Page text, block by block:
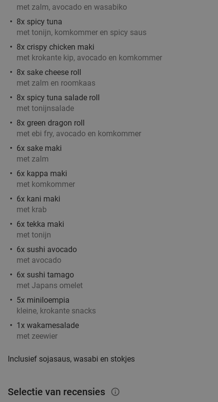
met zalm, avocado en wasabiko
8x spicy tuna
met tonijn, komkommer en spicy saus
8x crispy chicken maki
met krokante kip, avocado en komkommer
8x sake cheese roll
met zalm en roomkaas
8x spicy tuna salade roll
met tonijnsalade
8x green dragon roll
met ebi fry, avocado en komkommer
6x sake maki
met zalm
6x kappa maki
met komkommer
6x kani maki
met krab
6x tekka maki
met tonijn
6x sushi avocado
met avocado
6x sushi tamago
met Japans omelet
5x miniloempia
kleine, krokante snacks
1x wakamesalade
met zeewier
Inclusief sojasaus, wasabi en stokjes
Selectie van recensies info_outlined